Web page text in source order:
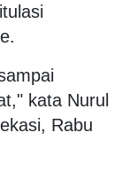
kata Nurul
Rabu